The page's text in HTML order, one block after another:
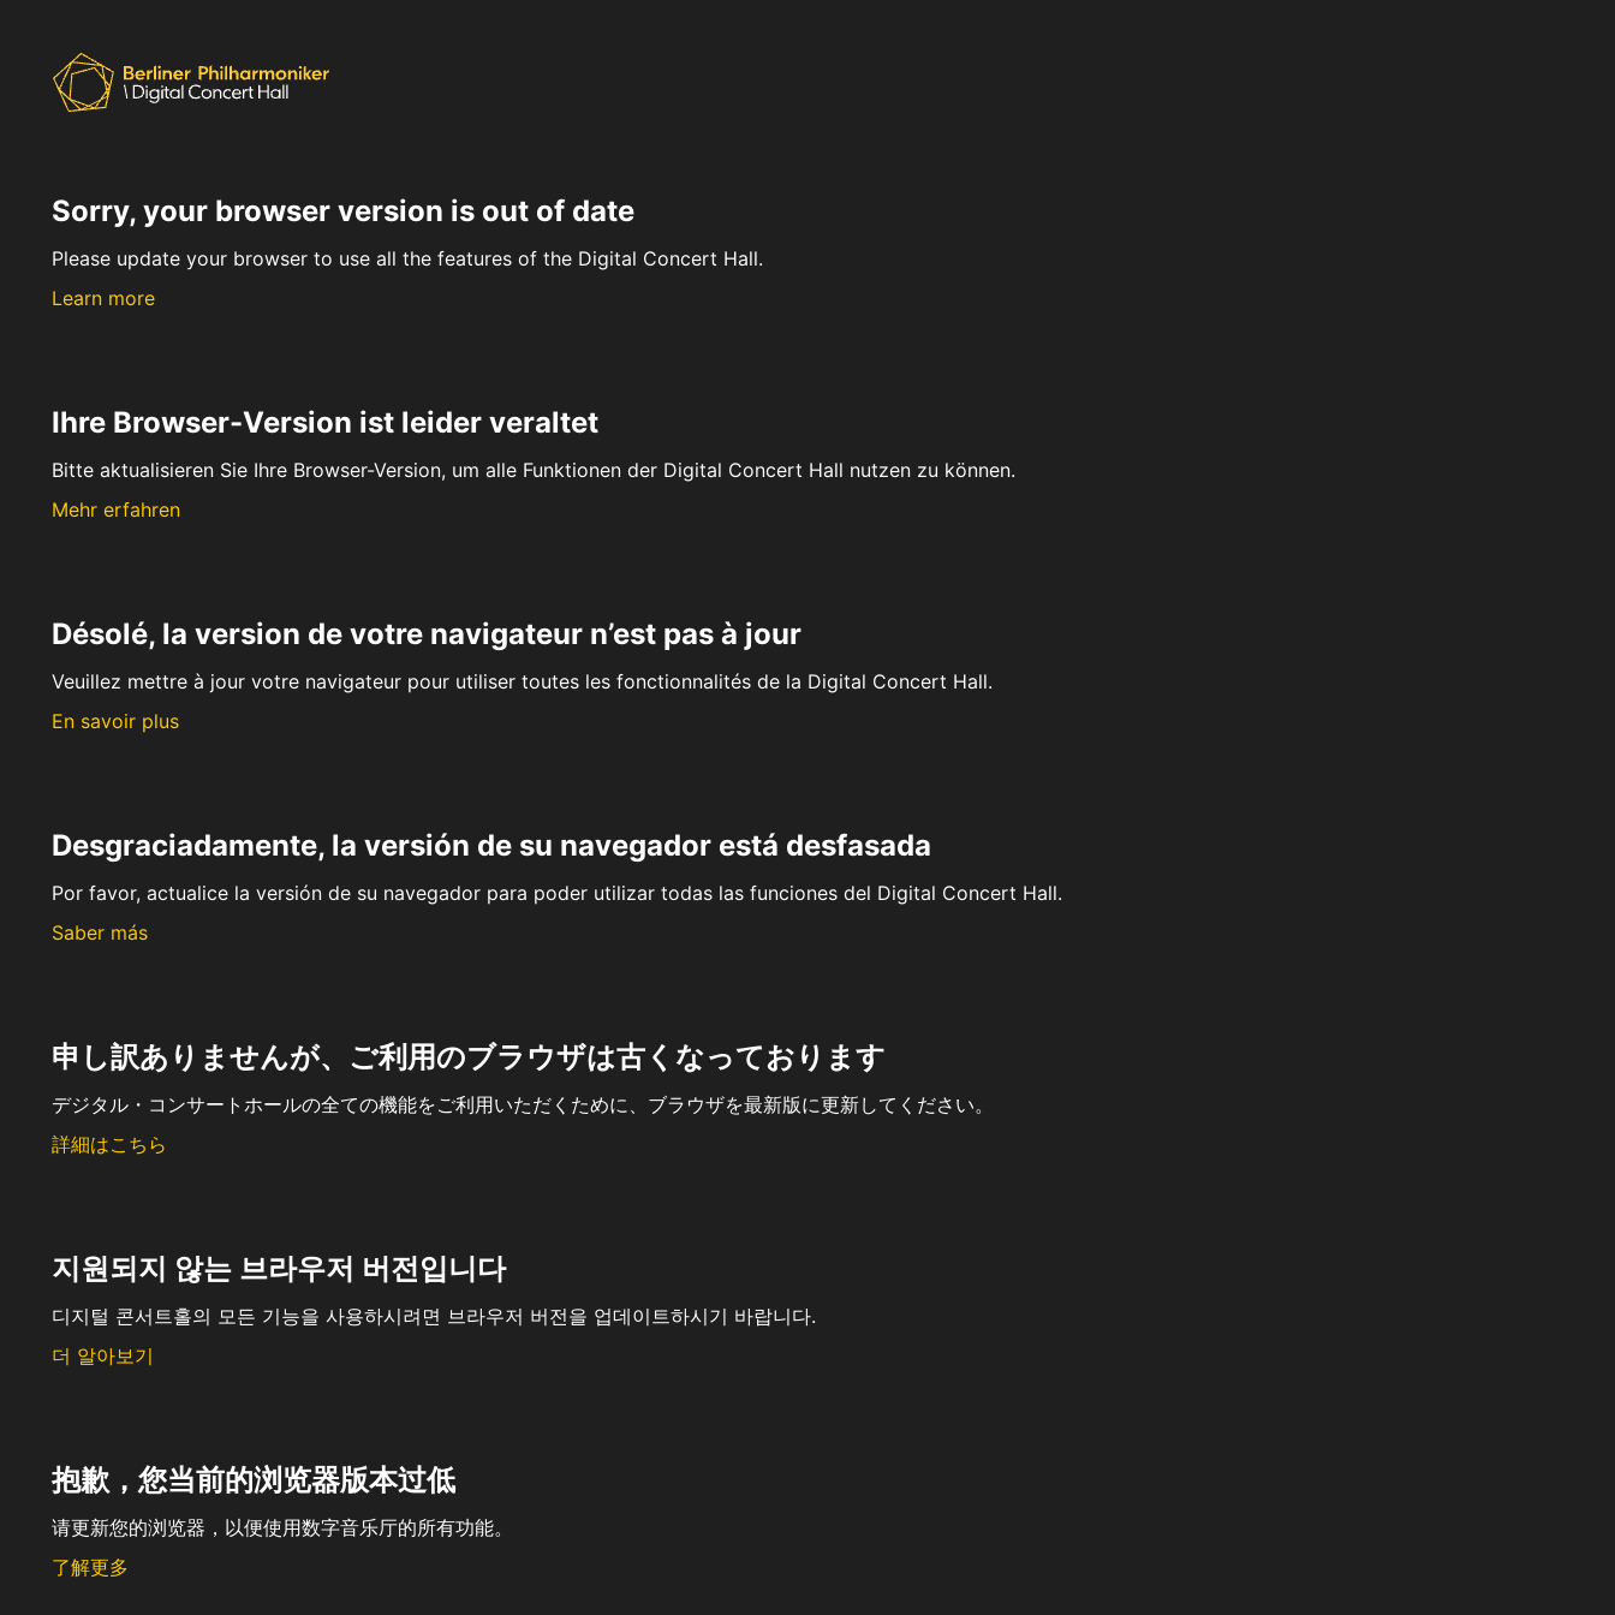
Sorry, your browser version is out of date
Please update your browser to use all the features of the Digital Concert Hall.
Learn more
Ihre Browser-Version ist leider veraltet
Bitte aktualisieren Sie Ihre Browser-Version, um alle Funktionen der Digital Concert Hall nutzen zu können.
Mehr erfahren
Désolé, la version de votre navigateur n’est pas à jour
Veuillez mettre à jour votre navigateur pour utiliser toutes les fonctionnalités de la Digital Concert Hall.
En savoir plus
Desgraciadamente, la versión de su navegador está desfasada
Por favor, actualice la versión de su navegador para poder utilizar todas las funciones del Digital Concert Hall.
Saber más
申し訳ありませんが、ご利用のブラウザは古くなっております
デジタル・コンサートホールの全ての機能をご利用いただくために、ブラウザを最新版に更新してください。
詳細はこちら
지원되지 않는 브라우저 버전입니다
디지털 콘서트홀의 모든 기능을 사용하시려면 브라우저 버전을 업데이트하시기 바랍니다.
더 알아보기
抱歉，您当前的浏览器版本过低
请更新您的浏览器，以便使用数字音乐厅的所有功能。
了解更多